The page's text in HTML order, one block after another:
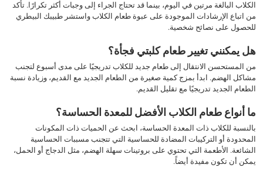
الكلاب البالغة مرتين في اليوم، بينما قد تحتاج الجراء إلى وجبات أكثر تكرارًا. تأكد
من اتباع الإرشادات الموجودة على عبوة طعام الكلاب واستشر طبيبك البيطري
للحصول على نصائح شخصية.
هل يمكنني تغيير طعام كلبتي فجأة؟
من المستحسن الانتقال إلى طعام جديد للكلاب تدريجيًا على مدى أسبوع لتجنب
مشاكل الهضم. ابدأ بمزج كمية صغيرة من الطعام الجديد مع القديم، وزيادة نسبة
الطعام الجديد تدريجيًا مع تقليل القديم.
ما أنواع طعام الكلاب الأفضل للمعدة الحساسة؟
بالنسبة للكلاب ذات المعدة الحساسة، ابحث عن الحميات ذات المكونات
المحدودة أو التركيبات المضادة للحساسية التي تتجنب مسببات الحساسية
الشائعة. الأطعمة التي تحتوي على بروتينات سهلة الهضم، مثل الدجاج أو الحمل،
يمكن أن تكون مفيدة أيضاً.